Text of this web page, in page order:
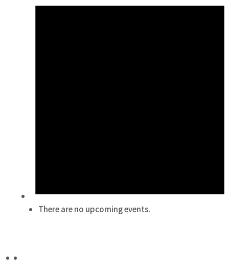
There are no upcoming events.